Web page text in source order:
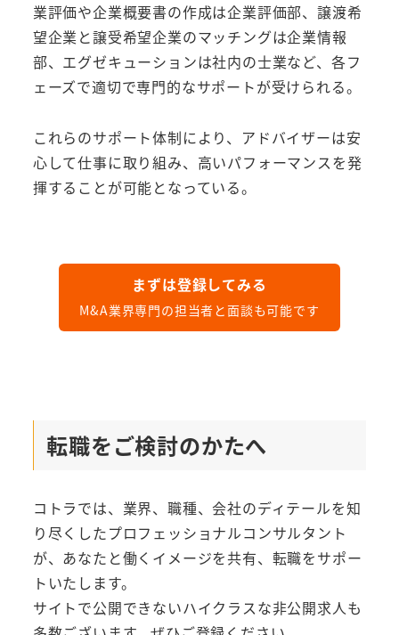
業評価や企業概要書の作成は企業評価部、譲渡希
望企業と譲受希望企業のマッチングは企業情報
部、エグゼキューションは社内の士業など、各フ
ェーズで適切で専門的なサポートが受けられる。
これらのサポート体制により、アドバイザーは安
心して仕事に取り組み、高いパフォーマンスを発
揮することが可能となっている。
まずは登録してみる
M&A業界専門の担当者と面談も可能です
転職をご検討のかたへ
コトラでは、業界、職種、会社のディテールを知
り尽くしたプロフェッショナルコンサルタント
が、あなたと働くイメージを共有、転職をサポー
トいたします。
サイトで公開できないハイクラスな非公開求人も